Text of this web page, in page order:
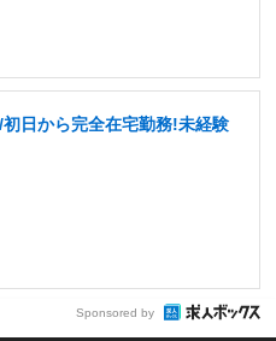
日から完全在宅勤務!未経験
Sponsored by